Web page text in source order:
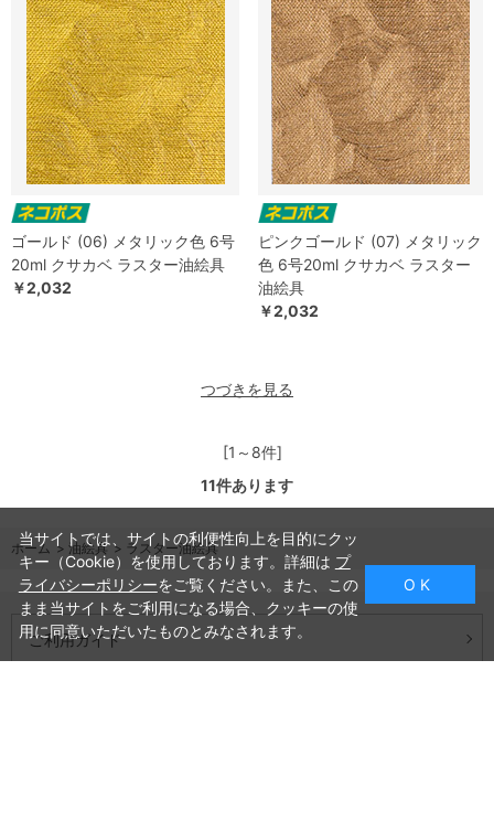
ゴールド (06) メタリック色 6号
20ml クサカベ ラスター油絵具
￥2,032
ピンクゴールド (07) メタリック
色 6号20ml クサカベ ラスター
油絵具
￥2,032
つづきを見る
[1～8件]
11件あります
ホーム > 油絵具 > ラスター油絵具
ご利用ガイド
当サイトでは、サイトの利便性向上を目的にクッ
キー（Cookie）を使用しております。詳細は プ
ライバシーポリシーをご覧ください。また、この
まま当サイトをご利用になる場合、クッキーの使
用に同意いただいたものとみなされます。
O K